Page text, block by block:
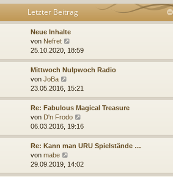
Letzter Beitrag
Neue Inhalte
von Nefret
e
u
e
t
e
e
r
g
25.10.2020, 18:59
Mittwoch Nulpwoch Radio
von JoBa
e
u
e
s
t
e
B
e
23.05.2016, 15:21
Re: Fabulous Magical Treasure
von D'n Frodo
e
u
e
t
e
06.03.2016, 19:16
Re: Kann man URU Spielstände …
von mabe
e
u
29.09.2019, 14:02